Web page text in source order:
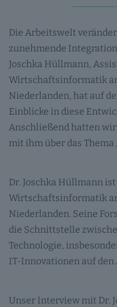
Die Arbeitswelt
zunehmende Integration
Joschka Hüllmann,
Wirtschaftsinformatik
Niederlanden, hat auf
Einblicke in diese
Anschließend hatten
mit ihm über das Thema
Dr. Joschka Hüllmann
Wirtschaftsinformatik
Niederlanden. Seine
die Schnittstelle
Technologie,
IT-Innovationen auf
Unser Interview mit Dr.